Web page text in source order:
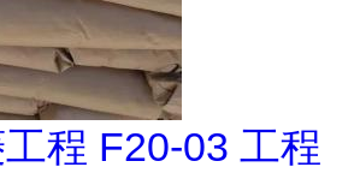
程 F20-03 工程